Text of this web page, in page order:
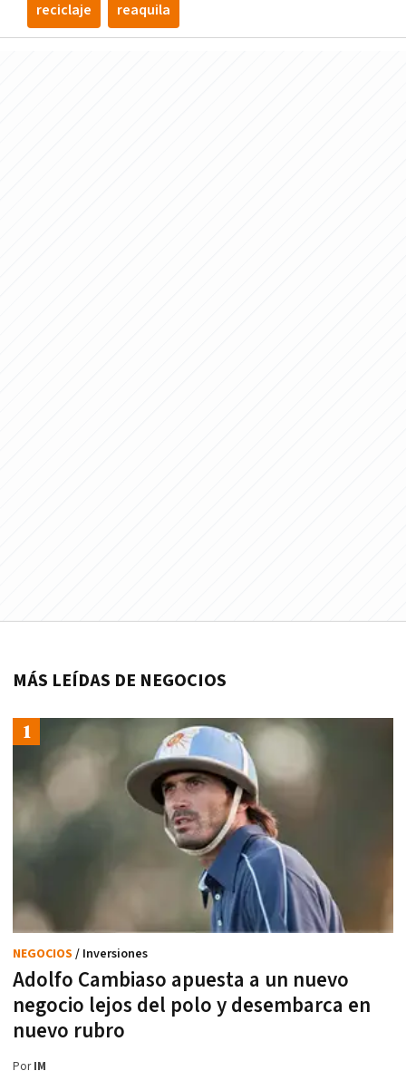
reciclaje reaquila
MÁS LEÍDAS DE NEGOCIOS
Adolfo Cambiaso apuesta a un nuevo
negocio lejos del polo y desembarca en
nuevo rubro
NEGOCIOS / Inversiones
PorIM